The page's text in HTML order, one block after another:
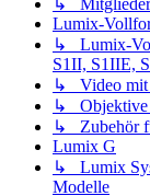
↳ Mitglieder
Lumix-
↳ Lumix-
S1II, S1IIE,
↳ Video mit
↳ Objektive
↳ Zubehör
Lumix G
↳ Lumix
Modelle